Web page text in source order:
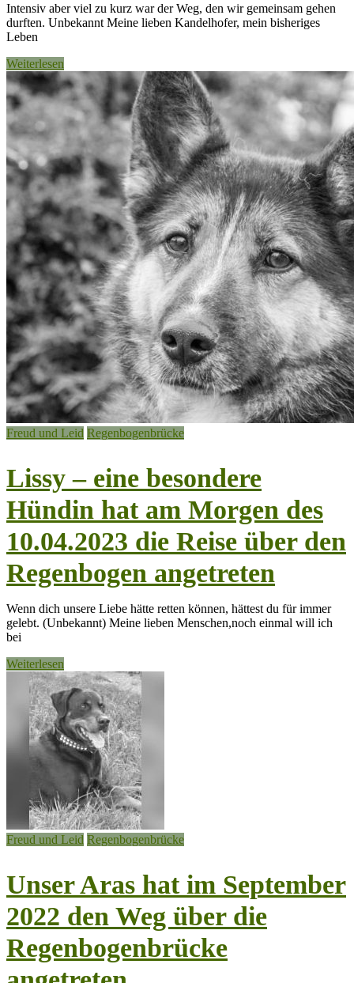
Intensiv aber viel zu kurz war der Weg, den wir gemeinsam gehen
durften. Unbekannt Meine lieben Kandelhofer, mein bisheriges
Leben
Weiterlesen
Freud und Leid Regenbogenbrücke
Lissy – eine besondere
Hündin hat am Morgen des
10.04.2023 die Reise über den
Regenbogen angetreten
Wenn dich unsere Liebe hätte retten können, hättest du für immer
gelebt. (Unbekannt) Meine lieben Menschen,noch einmal will ich
bei
Weiterlesen
Freud und Leid Regenbogenbrücke
Unser Aras hat im September
2022 den Weg über die
Regenbogenbrücke